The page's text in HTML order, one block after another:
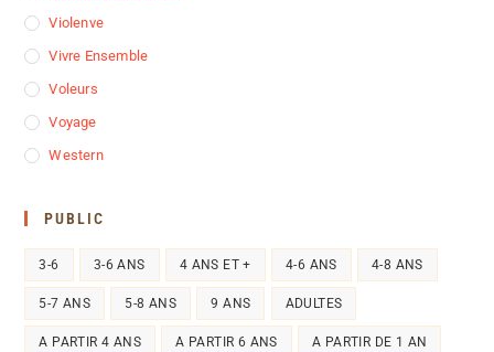
Violenve
Vivre Ensemble
Voleurs
Voyage
Western
PUBLIC
3-6 3-6 ANS 4 ANS ET + 4-6 ANS 4-8 ANS
5-7 ANS 5-8 ANS 9 ANS ADULTES
A PARTIR 4 ANS A PARTIR 6 ANS A PARTIR DE 1 AN